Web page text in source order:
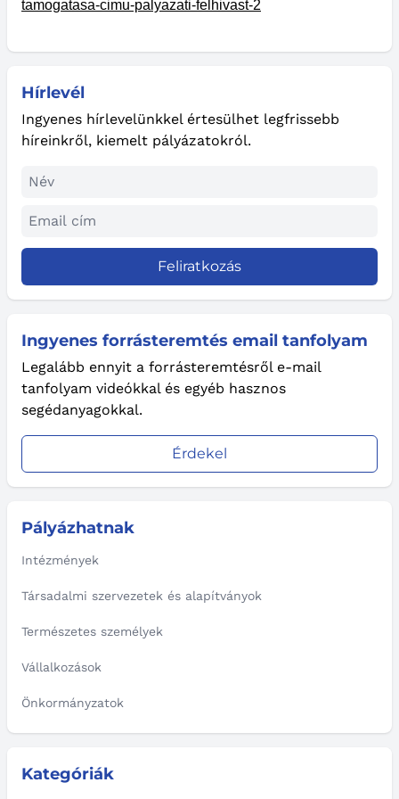
Hírlevél
Ingyenes hírlevelünkkel értesülhet legfrissebb
híreinkről, kiemelt pályázatokról.
Feliratkozás
Ingyenes forrásteremtés email tanfolyam
Legalább ennyit a forrásteremtésről e-mail
tanfolyam videókkal és egyéb hasznos
segédanyagokkal.
Érdekel
Pályázhatnak
Intézmények
Társadalmi szervezetek és alapítványok
Természetes személyek
Vállalkozások
Önkormányzatok
Kategóriák
tamogatasa-cimu-palyazati-felhivast-2